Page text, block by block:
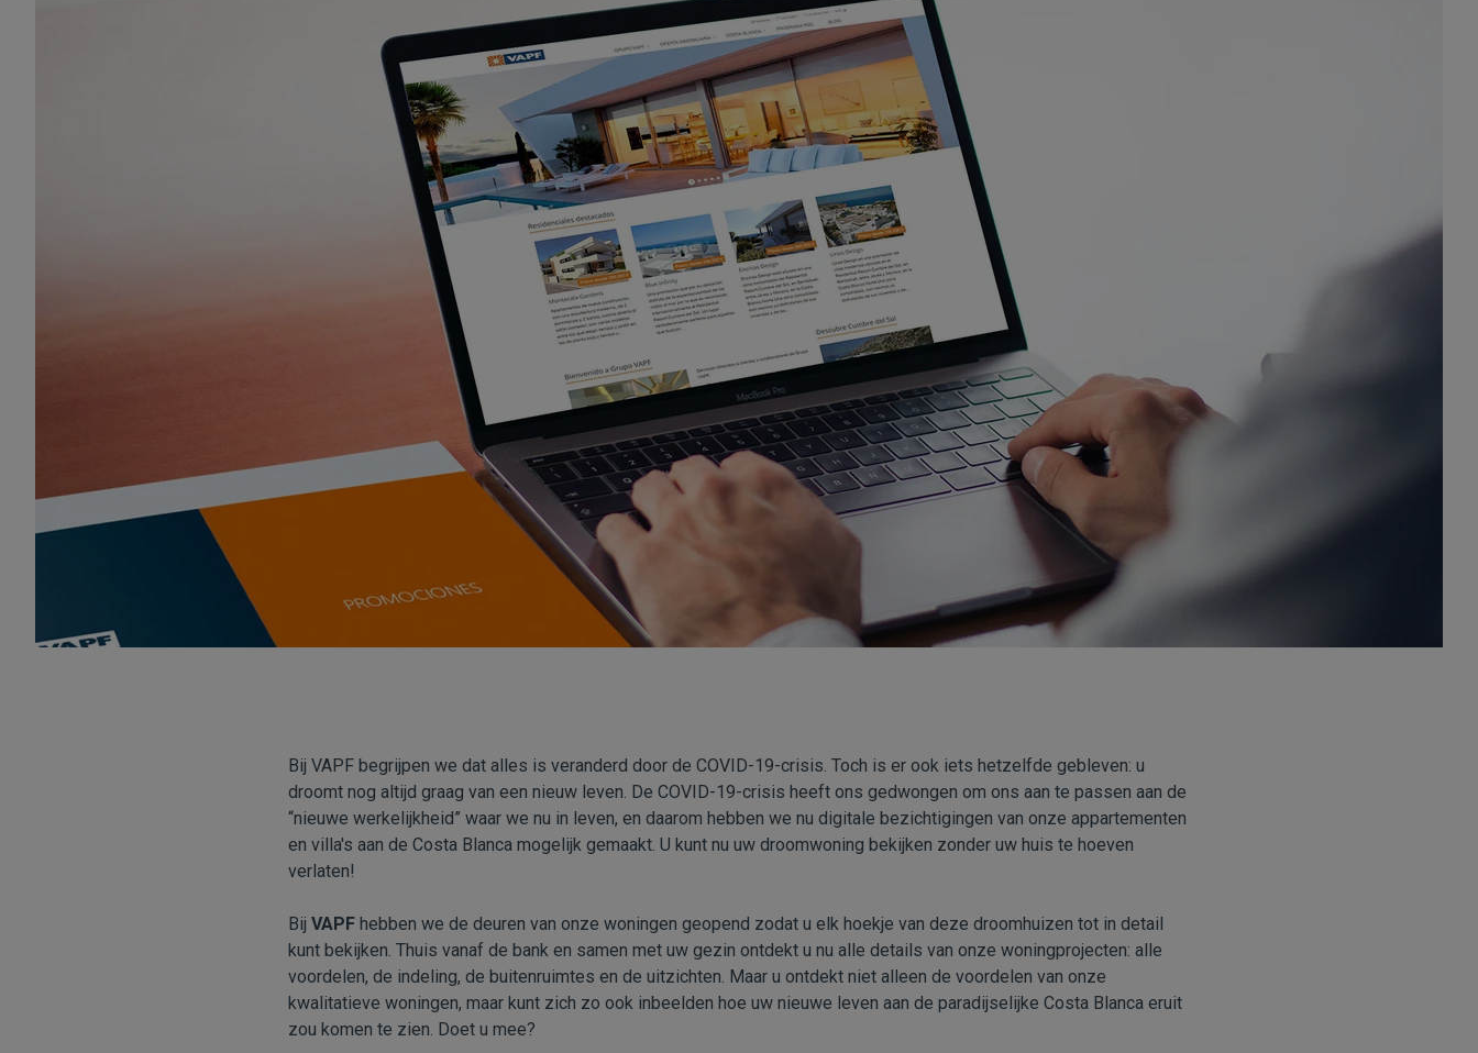
Bij VAPF begrijpen we dat alles is veranderd door de COVID-19-crisis. Toch is er ook iets hetzelfde gebleven: u
droomt nog altijd graag van een nieuw leven. De COVID-19-crisis heeft ons gedwongen om ons aan te passen aan de
“nieuwe werkelijkheid” waar we nu in leven, en daarom hebben we nu digitale bezichtigingen van onze appartementen
en villa's aan de Costa Blanca mogelijk gemaakt. U kunt nu uw droomwoning bekijken zonder uw huis te hoeven
verlaten!
Bij VAPF hebben we de deuren van onze woningen geopend zodat u elk hoekje van deze droomhuizen tot in detail
kunt bekijken. Thuis vanaf de bank en samen met uw gezin ontdekt u nu alle details van onze woningprojecten: alle
voordelen, de indeling, de buitenruimtes en de uitzichten. Maar u ontdekt niet alleen de voordelen van onze
kwalitatieve woningen, maar kunt zich zo ook inbeelden hoe uw nieuwe leven aan de paradijselijke Costa Blanca eruit
zou komen te zien. Doet u mee?